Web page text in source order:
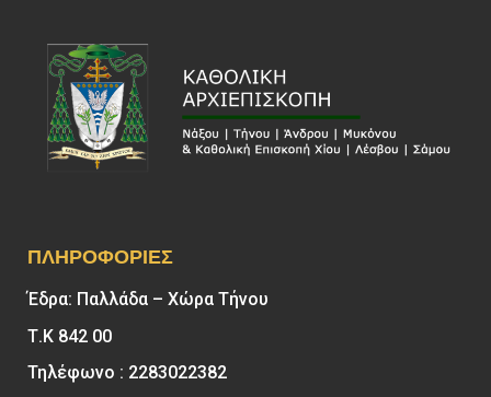
ΠΛΗΡΟΦΟΡΊΕΣ
Έδρα: Παλλάδα – Χώρα Τήνου
Τ.Κ 842 00
Τηλέφωνο : 2283022382